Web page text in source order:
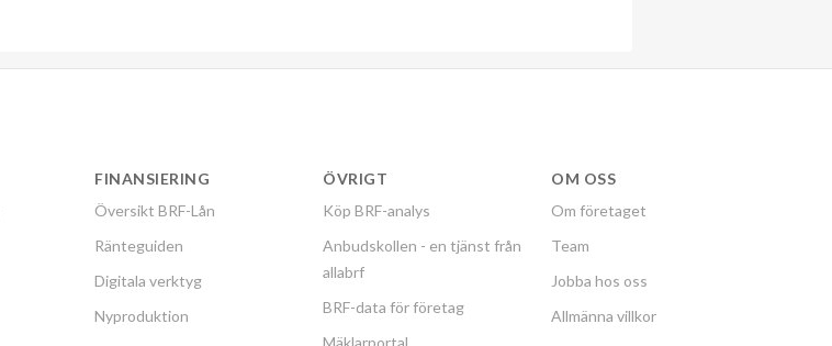
FINANSIERING
Översikt BRF-Lån
Ränteguiden
Digitala verktyg
Nyproduktion
ÖVRIGT
Köp BRF-analys
Anbudskollen - en tjänst från
allabrf
BRF-data för företag
Mäklarportal
OM OSS
Om företaget
Team
Jobba hos oss
Allmänna villkor